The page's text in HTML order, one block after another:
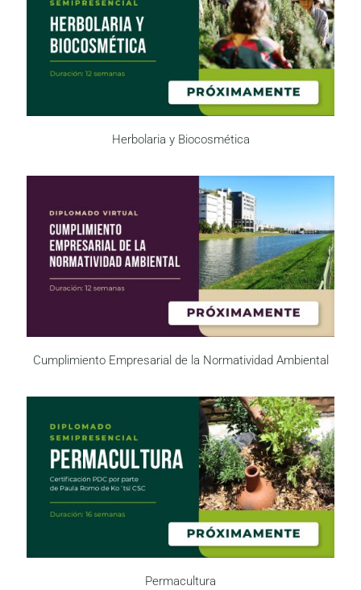
Herbolaria y Biocosmética
Cumplimiento Empresarial de la Normatividad Ambiental
Permacultura